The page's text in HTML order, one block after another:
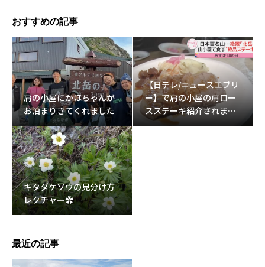
おすすめの記事
肩の小屋にかほちゃんが
お泊まりきてくれました
【日テレ/ニュースエブリ
ー】で肩の小屋の肩ロー
スステーキ紹介されまし
た。
キタダケソウの見分け方
レクチャー✿
最近の記事